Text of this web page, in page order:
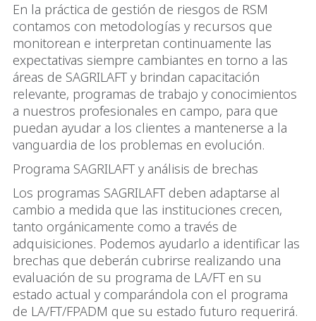
En la práctica de gestión de riesgos de RSM
contamos con metodologías y recursos que
monitorean e interpretan continuamente las
expectativas siempre cambiantes en torno a las
áreas de SAGRILAFT y brindan capacitación
relevante, programas de trabajo y conocimientos
a nuestros profesionales en campo, para que
puedan ayudar a los clientes a mantenerse a la
vanguardia de los problemas en evolución.
Programa SAGRILAFT y análisis de brechas
Los programas SAGRILAFT deben adaptarse al
cambio a medida que las instituciones crecen,
tanto orgánicamente como a través de
adquisiciones. Podemos ayudarlo a identificar las
brechas que deberán cubrirse realizando una
evaluación de su programa de LA/FT en su
estado actual y comparándola con el programa
de LA/FT/FPADM que su estado futuro requerirá.